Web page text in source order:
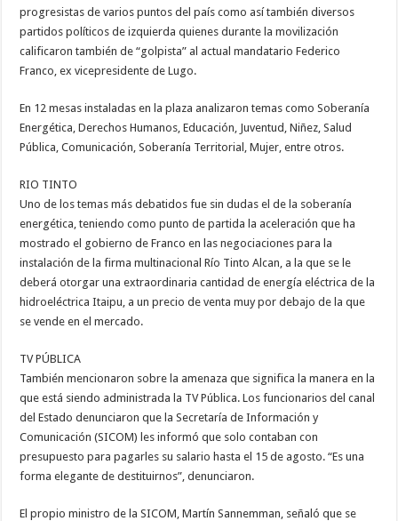
progresistas de varios puntos del país como así también diversos
partidos políticos de izquierda quienes durante la movilización
calificaron también de “golpista” al actual mandatario Federico
Franco, ex vicepresidente de Lugo.
En 12 mesas instaladas en la plaza analizaron temas como Soberanía
Energética, Derechos Humanos, Educación, Juventud, Niñez, Salud
Pública, Comunicación, Soberanía Territorial, Mujer, entre otros.
RIO TINTO
Uno de los temas más debatidos fue sin dudas el de la soberanía
energética, teniendo como punto de partida la aceleración que ha
mostrado el gobierno de Franco en las negociaciones para la
instalación de la firma multinacional Río Tinto Alcan, a la que se le
deberá otorgar una extraordinaria cantidad de energía eléctrica de la
hidroeléctrica Itaipu, a un precio de venta muy por debajo de la que
se vende en el mercado.
TV PÚBLICA
También mencionaron sobre la amenaza que significa la manera en la
que está siendo administrada la TV Pública. Los funcionarios del canal
del Estado denunciaron que la Secretaría de Información y
Comunicación (SICOM) les informó que solo contaban con
presupuesto para pagarles su salario hasta el 15 de agosto. “Es una
forma elegante de destituirnos”, denunciaron.
El propio ministro de la SICOM, Martín Sannemman, señaló que se